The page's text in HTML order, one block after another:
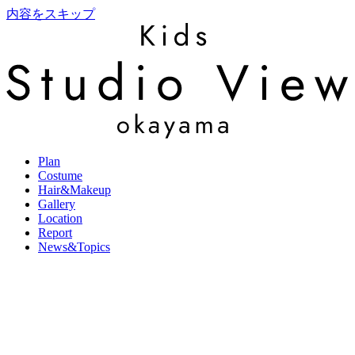
内容をスキップ
Plan
Costume
Hair&Makeup
Gallery
Location
Report
News&Topics